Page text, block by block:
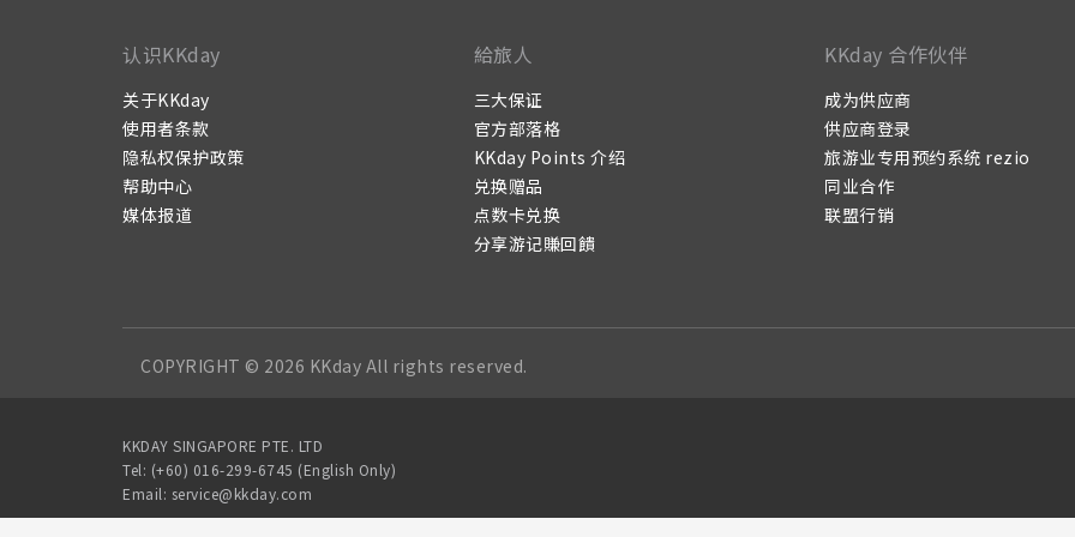
认识KKday
关于KKday
使用者条款
隐私权保护政策
帮助中心
媒体报道
給旅人
三大保证
官方部落格
KKday Points 介绍
兑换赠品
点数卡兑换
分享游记賺回饋
KKday 合作伙伴
成为供应商
供应商登录
旅游业专用预约系统 rezio
同业合作
联盟行销
COPYRIGHT © 2026 KKday All rights reserved.
KKDAY SINGAPORE PTE. LTD
Tel: (+60) 016-299-6745 (English Only)
Email: service@kkday.com